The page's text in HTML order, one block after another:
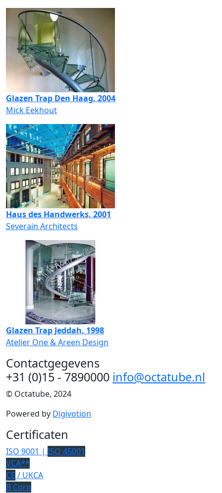
Glazen Trap Den Haag, 2004
Mick Eekhout
Haus des Handwerks, 2001
Severain Architects
Glazen Trap Jeddah, 1998
Atelier One & Areen Design
Contactgegevens
+31 (0)15 - 7890000 info@octatube.nl
© Octatube, 2024
Powered by Digivotion
Certificaten
ISO 9001 | ISO 45001
VCA**
CE / UKCA
B Corp